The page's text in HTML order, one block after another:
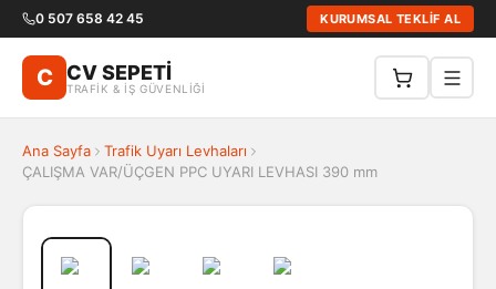
0 507 658 42 45 KURUMSAL TEKLİF AL
C CV SEPETİ
TRAFİK & İŞ GÜVENLİĞİ
Ana Sayfa
Trafik Uyarı Levhaları
ÇALIŞMA VAR/ÜÇGEN PPC UYARI LEVHASI 390 mm